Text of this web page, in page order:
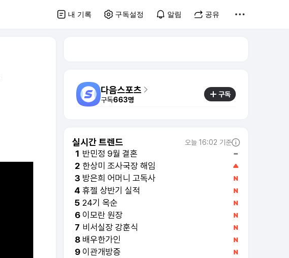
내 기록 구독설정 알림 공유
다음스포츠
구독663명
구독
실시간 트렌드 오늘 16:02 기준
1 반민정 9월 결혼
2 한상미 조사국장 해임
4 휴젤 상반기 실적
5 24기 옥순
6 이모란 원장
7 비서실장 강훈식
8 배우한가인
9 이관개방증